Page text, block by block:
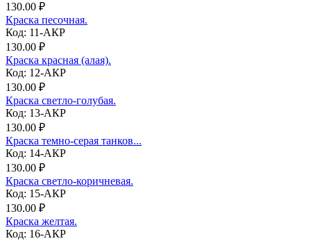
130.00 ₽
Краска песочная.
Код: 11-АКР
130.00 ₽
Краска красная (алая).
Код: 12-АКР
130.00 ₽
Краска светло-голубая.
Код: 13-АКР
130.00 ₽
Краска темно-серая танков...
Код: 14-АКР
130.00 ₽
Краска светло-коричневая.
Код: 15-АКР
130.00 ₽
Краска желтая.
Код: 16-АКР